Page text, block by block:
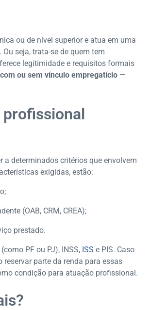
ou de nível superior e atua em uma
seja, trata-se de quem tem
legitimidade e requisitos formais
ou sem vínculo empregatício —
a determinados critérios que envolvem
exigidas, estão:
(OAB, CRM, CREA);
prestado.
PF ou PJ), INSS, ISS e PIS. Caso
parte da renda para essas
condição para atuação profissional.